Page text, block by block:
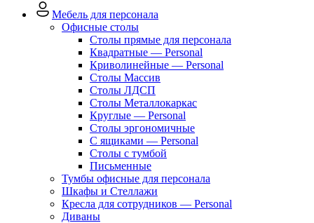
Мебель для персонала
Офисные столы
Столы прямые для персонала
Квадратные — Personal
Криволинейные — Personal
Столы Массив
Столы ЛДСП
Столы Металлокаркас
Круглые — Personal
Столы эргономичные
С ящиками — Personal
Столы с тумбой
Письменные
Тумбы офисные для персонала
Шкафы и Стеллажи
Кресла для сотрудников — Personal
Диваны